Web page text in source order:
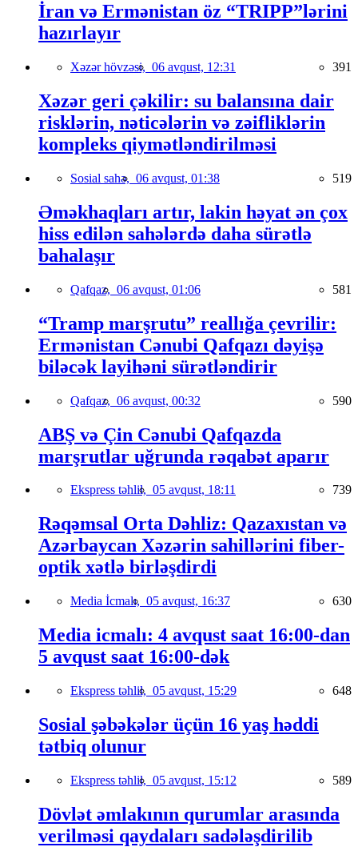
İran və Ermənistan öz “TRIPP”lərini
hazırlayır
Xəzər hövzəsi, 06 avqust, 12:31 391
Xəzər geri çəkilir: su balansına dair
risklərin, nəticələrin və zəifliklərin
kompleks qiymətləndirilməsi
Sosial sahə, 06 avqust, 01:38 519
Əməkhaqları artır, lakin həyat ən çox
hiss edilən sahələrdə daha sürətlə
bahalaşır
Qafqaz, 06 avqust, 01:06 581
“Tramp marşrutu” reallığa çevrilir:
Ermənistan Cənubi Qafqazı dəyişə
biləcək layihəni sürətləndirir
Qafqaz, 06 avqust, 00:32 590
ABŞ və Çin Cənubi Qafqazda
marşrutlar uğrunda rəqabət aparır
Ekspress təhlil, 05 avqust, 18:11 739
Rəqəmsal Orta Dəhliz: Qazaxıstan və
Azərbaycan Xəzərin sahillərini fiber-
optik xətlə birləşdirdi
Media İcmalı, 05 avqust, 16:37 630
Media icmalı: 4 avqust saat 16:00-dan
5 avqust saat 16:00-dək
Ekspress təhlil, 05 avqust, 15:29 648
Sosial şəbəkələr üçün 16 yaş həddi
tətbiq olunur
Ekspress təhlil, 05 avqust, 15:12 589
Dövlət əmlakının qurumlar arasında
verilməsi qaydaları sadələşdirilib